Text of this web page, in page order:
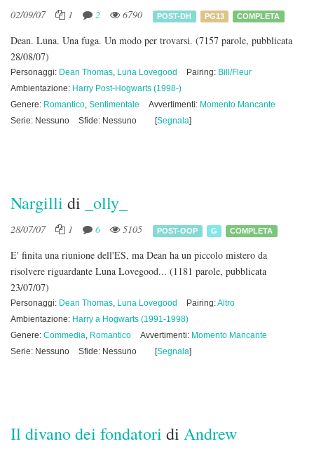
02/09/07 1 2 6790 POST-DH PG13 COMPLETA
Dean. Luna. Una fuga. Un modo per trovarsi. (7157 parole, pubblicata
28/08/07)
Personaggi: Dean Thomas, Luna Lovegood Pairing: Bill/Fleur
Ambientazione: Harry Post-Hogwarts (1998-)
Genere: Romantico, Sentimentale Avvertimenti: Momento Mancante
Serie: Nessuno
Sfide: Nessuno [Segnala]
Nargilli di _olly_
28/07/07 1 6 5105 POST-OOP G COMPLETA
E' finita una riunione dell'ES, ma Dean ha un piccolo mistero da
risolvere riguardante Luna Lovegood... (1181 parole, pubblicata
23/07/07)
Personaggi: Dean Thomas, Luna Lovegood Pairing:Altro
Ambientazione: Harry a Hogwarts (1991-1998)
Genere: Commedia, Romantico Avvertimenti: Momento Mancante
Serie: Nessuno
Sfide: Nessuno [Segnala]
Il divano dei fondatori di Andrew